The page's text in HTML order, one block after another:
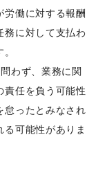
労働に対する報酬
務に対して支払わ
わず、業務に関
責任を負う可能性
怠ったとみなされ
可能性がありま